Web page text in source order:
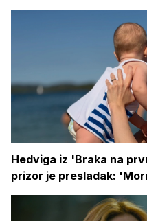
Hedviga iz 'Braka na
prizor je presladak: